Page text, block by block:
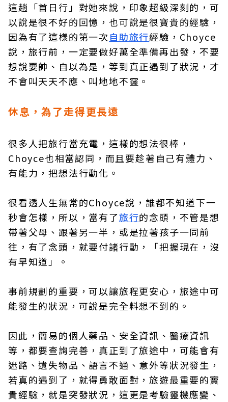
這趟「首日行」對她來說，印象超級深刻的，可
以說是很不好的回憶，也可說是很寶貴的經驗，
因為有了這樣的第一次自助旅行經驗，Choyce
說，旅行前，一定要做好萬全準備再出發，不要
想說耍帥、自以為是，等到真正遇到了狀況，才
不會叫天天不應、叫地地不靈。
休息，為了走得更長遠
很多人把旅行當充電，這樣的想法很棒，
Choyce也相當認同，而且要趁著自己有體力、
有能力，把想法行動化。
很看透人生無常的Choyce說，誰都不知道下一
秒會怎樣，所以，當有了旅行的念頭，不管是想
帶著父母、跟著另一半，或是拉著孩子一同前
往，有了念頭，就要付諸行動，「把握現在，沒
有早知道」。
事前規劃的重要，可以讓旅程更安心，旅途中可
能發生的狀況，可說是完全料想不到的。
因此，簡易的個人藥品、安全資訊、醫療資訊
等，都要查詢完善，真正到了旅途中，可能會有
迷路、遺失物品、語言不通、意外等狀況發生，
若真的遇到了，就得勇敢面對，旅遊最重要的寶
貴經驗，就是突發狀況，這更是考驗靈機應變、